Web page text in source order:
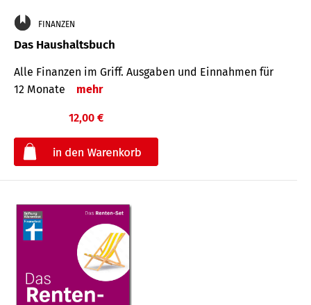
FINANZEN
Das Haushaltsbuch
Alle Finanzen im Griff. Aus­gaben und Ein­nahmen für
12 Monate
mehr
12,00 €